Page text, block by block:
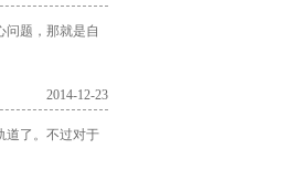
问题，那就是自
2014-12-23
道了。不过对于